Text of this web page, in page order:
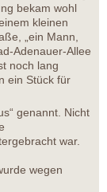
bekam wohl
kleinen
„ein Mann,
Adenauer-Allee
noch lang
ein Stück für
genannt. Nicht
war.
wegen